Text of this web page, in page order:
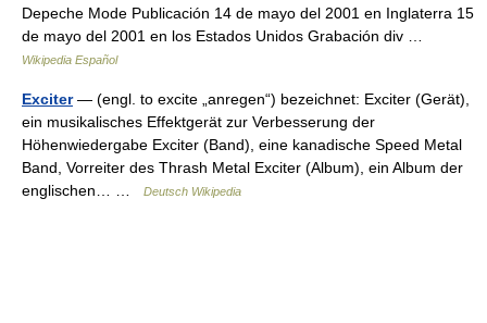
Depeche Mode Publicación 14 de mayo del 2001 en Inglaterra 15
de mayo del 2001 en los Estados Unidos Grabación div …
Wikipedia Español
Exciter— (engl. to excite „anregen“) bezeichnet: Exciter (Gerät),
ein musikalisches Effektgerät zur Verbesserung der
Höhenwiedergabe Exciter (Band), eine kanadische Speed Metal
Band, Vorreiter des Thrash Metal Exciter (Album), ein Album der
englischen… …
Deutsch Wikipedia